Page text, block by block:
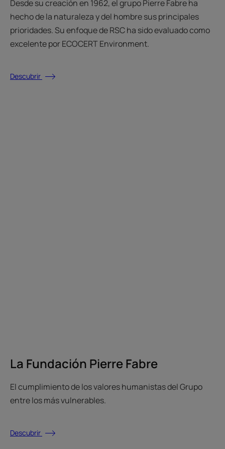
Desde su creación en 1962, el grupo Pierre Fabre ha
hecho de la naturaleza y del hombre sus principales
prioridades. Su enfoque de RSC ha sido evaluado como
excelente por ECOCERT Environment.
Descubrir
La Fundación Pierre Fabre
El cumplimiento de los valores humanistas del Grupo
entre los más vulnerables.
Descubrir